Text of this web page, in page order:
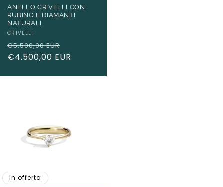
ANELLO CRIVELLI CON
RUBINO E DIAMANTI
NATURALI
Produttore:
CRIVELLI
Prezzo
di
€5.500,00 EUR
scontato
€4.500,00 EUR
In offerta